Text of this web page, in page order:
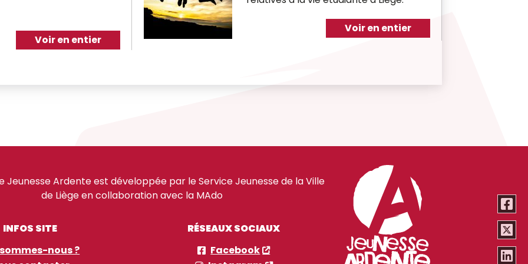
Voir en entier
Voir en entier
Jeunesse Ardente est développée par le Service Jeunesse de la Ville
de Liège en collaboration avec la MAdo
INFOS SITE
nous ?
RÉSEAUX SOCIAUX
Facebook